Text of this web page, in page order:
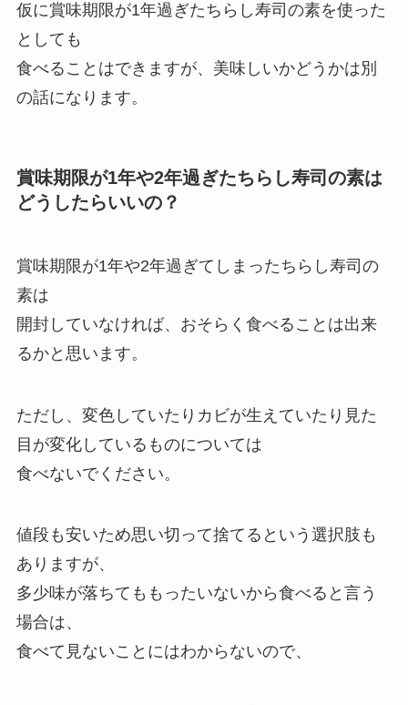
仮に賞味期限が1年過ぎたちらし寿司の素を使った
としても
食べることはできますが、美味しいかどうかは別
の話になります。
賞味期限が1年や2年過ぎたちらし寿司の素は
どうしたらいいの？
賞味期限が1年や2年過ぎてしまったちらし寿司の
素は
開封していなければ、おそらく食べることは出来
るかと思います。
ただし、変色していたりカビが生えていたり見た
目が変化しているものについては
食べないでください。
値段も安いため思い切って捨てるという選択肢も
ありますが、
多少味が落ちてももったいないから食べると言う
場合は、
食べて見ないことにはわからないので、